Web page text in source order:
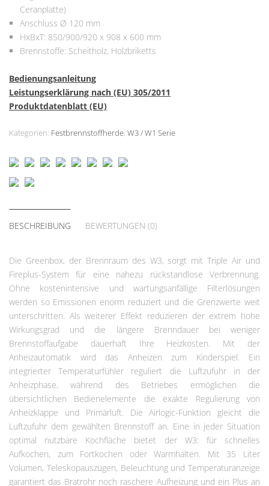
Ceranplatte)
Anschluss Ø 120 mm
HxBxT: 850/900/920 x 908 x 600 mm
Brennstoffe: Scheitholz, Holzbriketts
Bedienungsanleitung
Leistungserklärung nach (EU) 305/2011
Produktdatenblatt (EU)
Kategorien: Festbrennstoffherde, W3 / W1 Serie
BESCHREIBUNG BEWERTUNGEN (0)
Die Greenbox, der Brennraum des W3, sorgt mit Triple Air und
Fireplus-System für eine nahezu rückstandlose Verbrennung.
Ohne kostenintensive und wartungsanfällige Filterlösungen
werden so Emissionen enorm reduziert und die Grenzwerte weit
unterschritten. Als weiterer Effekt reduzieren der extrem hohe
Wirkungsgrad und die längere Brenndauer bei weniger
Brennstoffaufgabe dauerhaft Ihre Heizkosten. Mit der
Anheizautomatik wird das Anheizen zum Kinderspiel. Ein
integrierter Temperaturfühler reguliert die Luftzufuhr in der
Anheizphase, während des Betriebes ermöglichen die
übersichtlichen Bedienelemente die exakte Regulierung von
Anheizklappe und Primärluft. Die Airlogic-Funktion gleicht die
Luftzufuhr dem gewählten Brennstoff an. Eine in jeder Situation
optimal nutzbare Kochfläche bietet der W3: für schnelles
Aufkochen, zum Fortkochen oder Warmhalten. Mit 35 Liter
Volumen, Teleskopauszügen, Beleuchtung und Temperaturanzeige
garantiert das Bratrohr noch raschere Aufheizung und ein Plus an